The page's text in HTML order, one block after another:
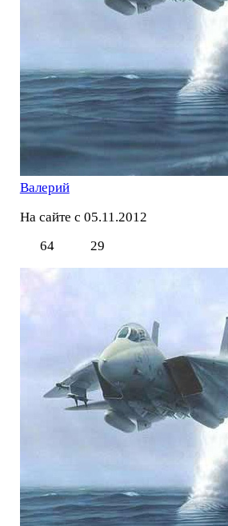
Валерий
На сайте с 05.11.2012
64
29